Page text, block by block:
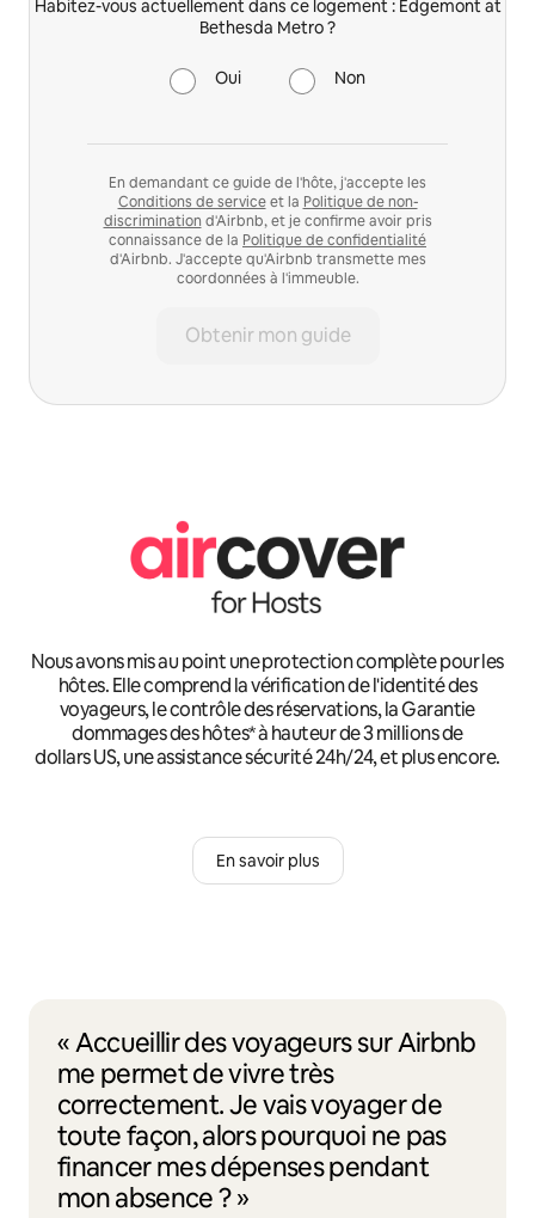
Habitez-vous actuellement dans ce logement : Edgemont at
Bethesda Metro ?
Oui Non
En demandant ce guide de l'hôte, j'accepte les
Conditions de serviceet la Politique de non-
discrimination d'Airbnb, et je confirme avoir pris
connaissance de la Politique de confidentialité
d'Airbnb. J'accepte qu'Airbnb transmette mes
coordonnées à l'immeuble.
Obtenir mon guide
Nous avons mis au point une protection complète pour les
hôtes. Elle comprend la vérification de l'identité des
voyageurs, le contrôle des réservations, la Garantie
dommages des hôtes* à hauteur de 3 millions de
dollars US, une assistance sécurité 24h/24, et plus encore.
En savoir plus
« Accueillir des voyageurs sur Airbnb
me permet de vivre très
correctement. Je vais voyager de
toute façon, alors pourquoi ne pas
financer mes dépenses pendant
mon absence ? »